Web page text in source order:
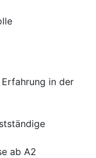
in der
ab A2